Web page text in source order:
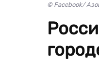
© Facebook/